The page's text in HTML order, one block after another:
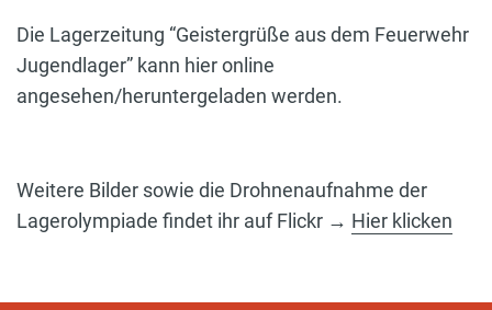
Die Lagerzeitung “Geistergrüße aus dem Feuerwehr
Jugendlager” kann hier online
angesehen/heruntergeladen werden.
Weitere Bilder sowie die Drohnenaufnahme der
Lagerolympiade findet ihr auf Flickr → Hier klicken